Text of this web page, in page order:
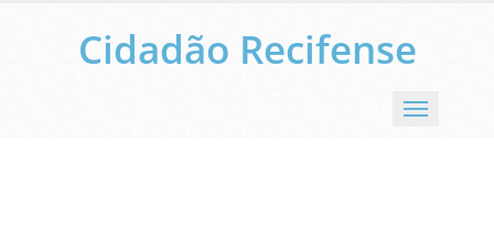
Cidadão Recifense
Menu